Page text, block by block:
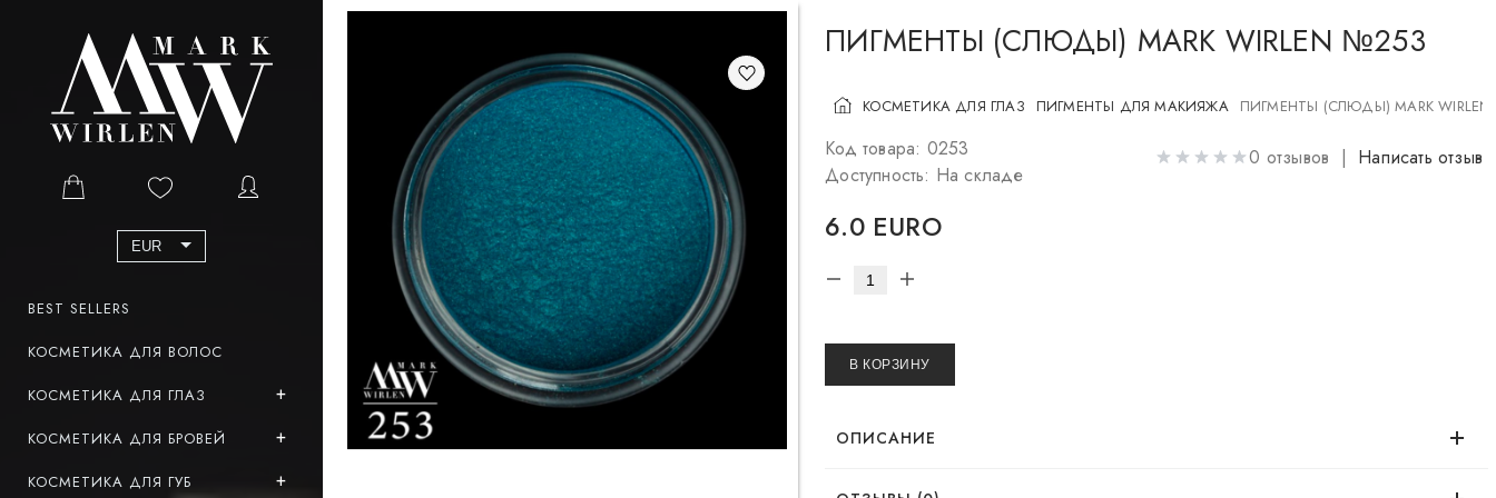
EUR
BEST SELLERS
КОСМЕТИКА ДЛЯ ВОЛОС
КОСМЕТИКА ДЛЯ ГЛАЗ
КОСМЕТИКА ДЛЯ БРОВЕЙ
КОСМЕТИКА ДЛЯ ГУБ
ПИГМЕНТЫ (СЛЮДЫ) MARK WIRLEN №253
КОСМЕТИКА ДЛЯ ГЛАЗ ПИГМЕНТЫ ДЛЯ МАКИЯЖА ПИГМЕНТЫ (СЛЮДЫ) MARK
Код товара: 0253
Доступность: На складе
0 отзывов | Написать отзыв
6.0 EURO
В КОРЗИНУ
ОПИСАНИЕ